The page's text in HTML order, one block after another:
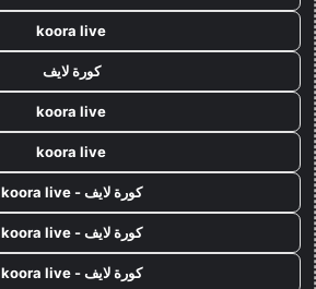
koora live
كورة لايف
koora live
koora live
كورة لايف - koora live
كورة لايف - koora live
كورة لايف - koora live